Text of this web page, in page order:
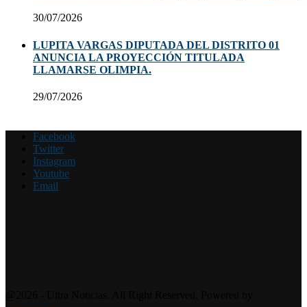
30/07/2026
LUPITA VARGAS DIPUTADA DEL DISTRITO 01
ANUNCIA LA PROYECCIÓN TITULADA
LLAMARSE OLIMPIA.
29/07/2026
Facebook
Twitter
Instagram
Youtube
Email